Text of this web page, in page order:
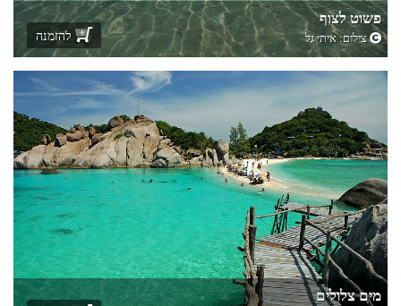
פשוט לצוף
צילום:איתי גל להזמנה
מים צלולים